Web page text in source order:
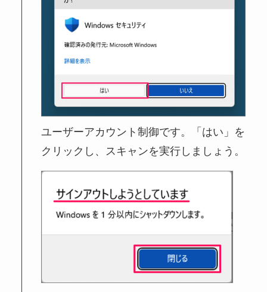
ユーザーアカウント制御です。「はい」を
クリックし、スキャンを実行しましょう。